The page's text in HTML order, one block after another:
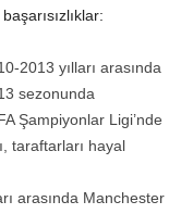
2013 yılları arasında
sezonunda
Şampiyonlar Ligi’nde
taraftarları hayal
arasında Manchester